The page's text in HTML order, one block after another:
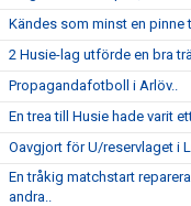
Kändes som minst en pinne
2 Husie-lag utförde en bra
Propagandafotboll i Arlöv..
En trea till Husie hade varit
Oavgjort för U/reservlaget i
En tråkig matchstart
andra..